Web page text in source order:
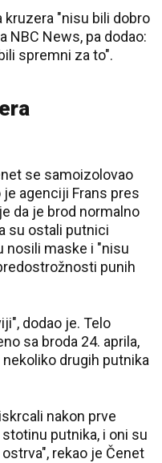
kruzera "nisu bili dobro
NBC News, pa dodao:
spremni za to".
se samoizolovao
agenciji Frans pres
da je brod normalno
su ostali putnici
nosili maske i "nisu
punih
dodao je. Telo
sa broda 24. aprila,
drugih putnika
nakon prve
putnika, i oni su
rekao je Čenet